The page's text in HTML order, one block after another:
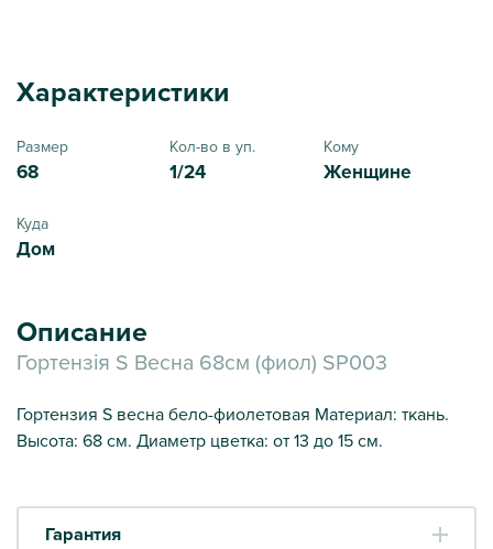
Характеристики
Размер
68
Кол-во в уп.
1/24
Кому
Женщине
Куда
Дом
Описание
Гортензія S Весна 68см (фиол) SP003
Гортензия S весна бело-фиолетовая Материал: ткань.
Высота: 68 см. Диаметр цветка: от 13 до 15 см.
Гарантия